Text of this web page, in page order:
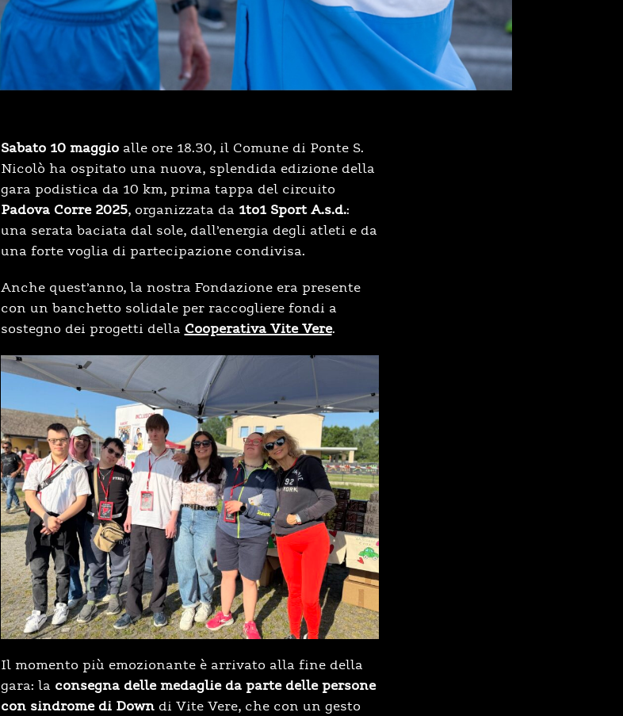
Sabato 10 maggioalle ore 18.30, il Comune di Ponte S.
Nicolò ha ospitato una nuova, splendida edizione della
gara podistica da 10 km, prima tappa del circuito
Padova Corre 2025, organizzata da 1to1 Sport A.s.d.:
una serata baciata dal sole, dall’energia degli atleti e da
una forte voglia di partecipazione condivisa.
Anche quest’anno, la nostra Fondazione era presente
con un banchetto solidale per raccogliere fondi a
sostegno dei progetti della Cooperativa Vite Vere.
Il momento più emozionante è arrivato alla fine della
gara: la consegna delle medaglie da parte delle persone
con sindrome di Downdi Vite Vere, che con un gesto